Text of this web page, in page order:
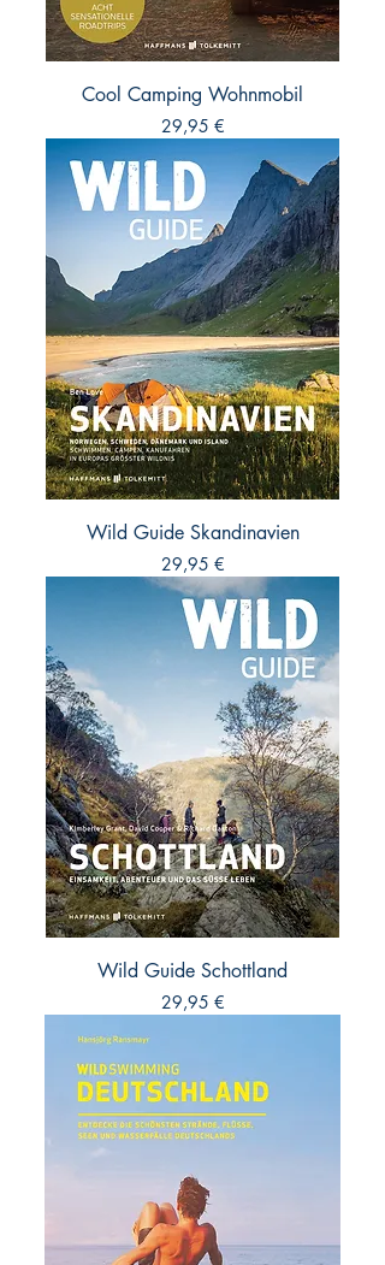
Cool Camping Wohnmobil
Preis
29,95 €
Wild Guide Skandinavien
Preis
29,95 €
Wild Guide Schottland
Preis
29,95 €